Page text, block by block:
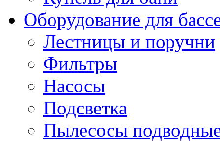
Оборудование для
Лестницы и поручни
Фильтры
Насосы
Подсветка
Пылесосы